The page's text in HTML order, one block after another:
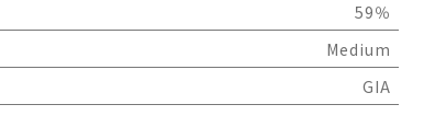
59％
Medium
GIA